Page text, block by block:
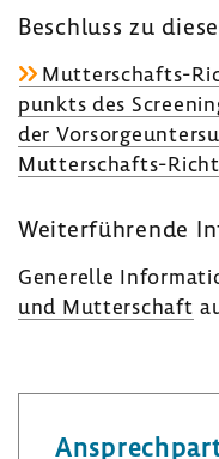
Beschluss zu
Mutterschafts-​
punkts des
der
Mutterschafts-​
Weiter­füh­rende
Gene­relle
und Mutter­schaft